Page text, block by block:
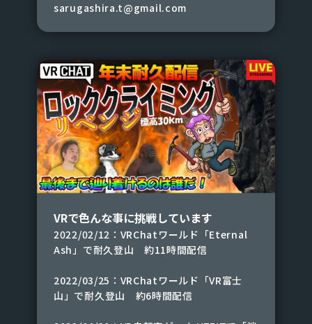
sarugashira.t@gmail.com
VRで色んな事に挑戦しています
2022/02/12：VRChatワールド「Eternal
Ash」で耐久登山 約11時間配信
2022/03/25：VRChatワールド「VR富士
山」で耐久登山 約6時間配信